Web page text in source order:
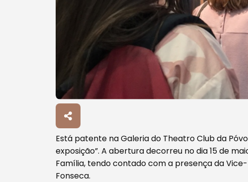
Procurar
Está patente na Galeria do Theatro Club da
exposição”. A abertura decorreu no dia 15 de
Família, tendo contado com a presença da
Fonseca.